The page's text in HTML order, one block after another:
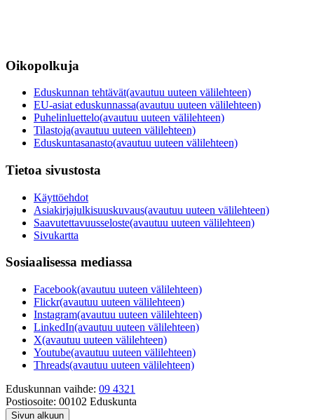
Oikopolkuja
Eduskunnan tehtävät(avautuu uuteen välilehteen)
EU-asiat eduskunnassa(avautuu uuteen välilehteen)
Puhelinluettelo(avautuu uuteen välilehteen)
Tilastoja(avautuu uuteen välilehteen)
Eduskuntasanasto(avautuu uuteen välilehteen)
Tietoa sivustosta
Käyttöehdot
Asiakirjajulkisuuskuvaus(avautuu uuteen välilehteen)
Saavutettavuusseloste(avautuu uuteen välilehteen)
Sivukartta
Sosiaalisessa mediassa
Facebook(avautuu uuteen välilehteen)
Flickr(avautuu uuteen välilehteen)
Instagram(avautuu uuteen välilehteen)
LinkedIn(avautuu uuteen välilehteen)
X(avautuu uuteen välilehteen)
Youtube(avautuu uuteen välilehteen)
Threads(avautuu uuteen välilehteen)
Eduskunnan vaihde: 09 4321
Postiosoite: 00102 Eduskunta
Sivun alkuun